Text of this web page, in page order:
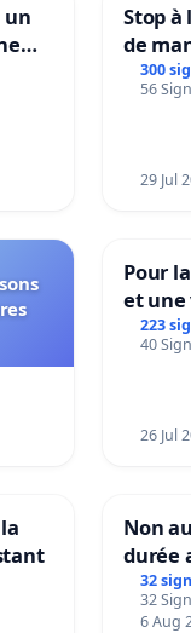
un
Stop
de
300
56
29 Jul
Pour
et une
la
223
40
26 Jul
Non
durée
32
32
6 Aug